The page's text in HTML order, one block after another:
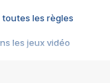
toutes les règles
les jeux vidéo